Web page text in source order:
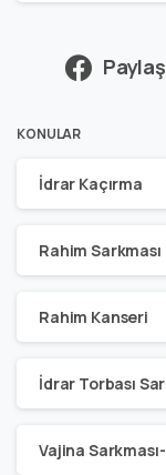
KONULAR
İdrar Kaçırma
Rahim Sarkması
Rahim Kanseri
İdrar Torbası
Vajina